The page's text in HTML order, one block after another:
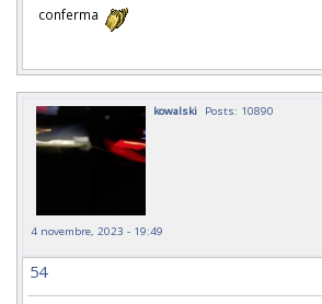
conferma
kowalski Posts: 10890
4 novembre, 2023 - 19:49
54